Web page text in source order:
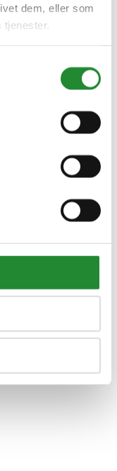
dem, eller som
tjenester.